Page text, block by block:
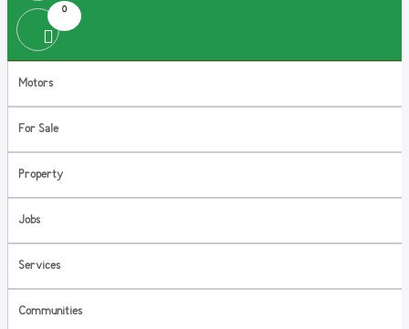
0
Motors
For Sale
Property
Jobs
Services
Communities